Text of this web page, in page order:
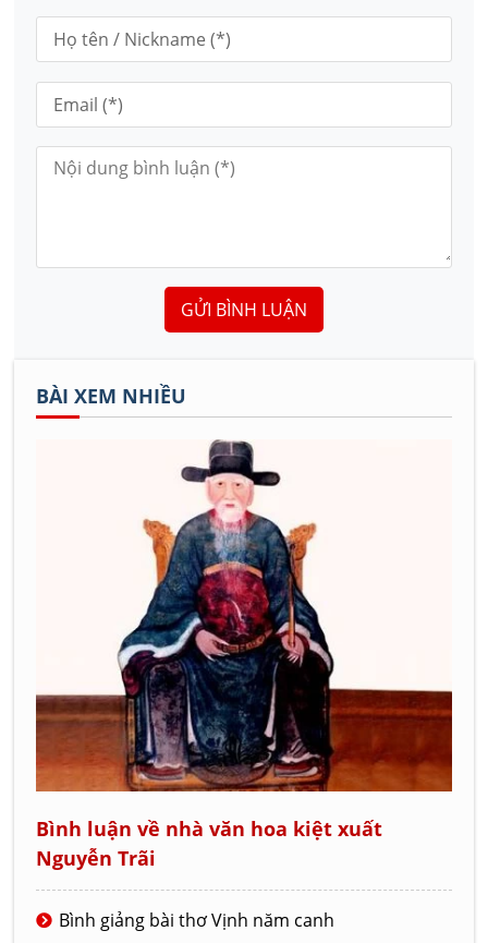
GỬI BÌNH LUẬN
BÀI XEM NHIỀU
Bình luận về nhà văn hoa kiệt xuất
Nguyễn Trãi
Bình giảng bài thơ Vịnh năm canh